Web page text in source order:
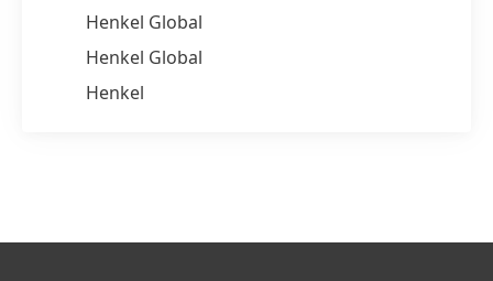
Henkel Global
Henkel Global
Henkel